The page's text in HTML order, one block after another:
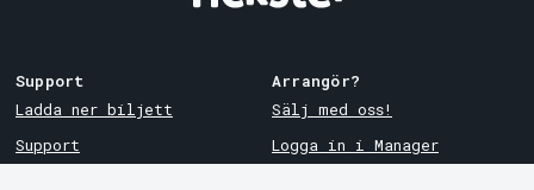
Support
Ladda ner biljett
Support
Arrangör?
Sälj med oss!
Logga in i Manager